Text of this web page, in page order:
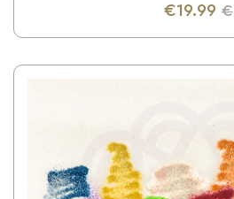
€19.99 €
UZZINI VAIRĀK